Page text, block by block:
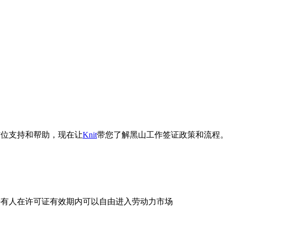
支持和帮助，现在让Knit带您了解黑山工作签证政策和流程。
人在许可证有效期内可以自由进入劳动力市场